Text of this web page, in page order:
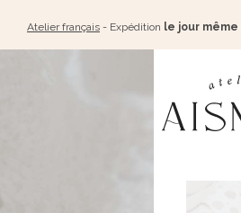
Atelier français - Expédition le jour même